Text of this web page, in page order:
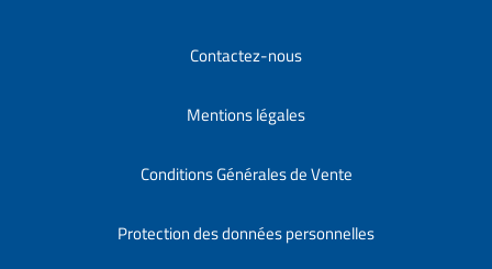
Contactez-nous
Mentions légales
Conditions Générales de Vente
Protection des données personnelles